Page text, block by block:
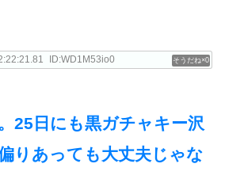
0
ID:WD1M53io0
25日にも黒ガチャキー沢
りあっても大丈夫じゃな